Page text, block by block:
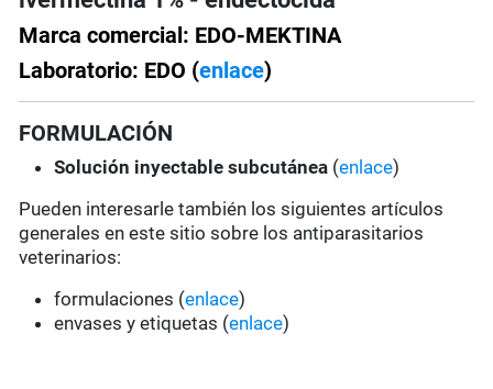
Marca comercial: EDO-MEKTINA
Laboratorio: EDO (enlace)
FORMULACIÓN
Solución inyectable subcutánea (enlace)
Pueden interesarle también los siguientes artículos
generales en este sitio sobre los antiparasitarios
veterinarios:
formulaciones (enlace)
envases y etiquetas (enlace)